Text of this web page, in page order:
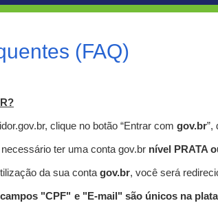
(FAQ)
clique no botão “Entrar com gov.br”,
ter uma conta gov.br nível PRATA
da sua conta gov.br, você será
"CPF" e "E-mail" são únicos na